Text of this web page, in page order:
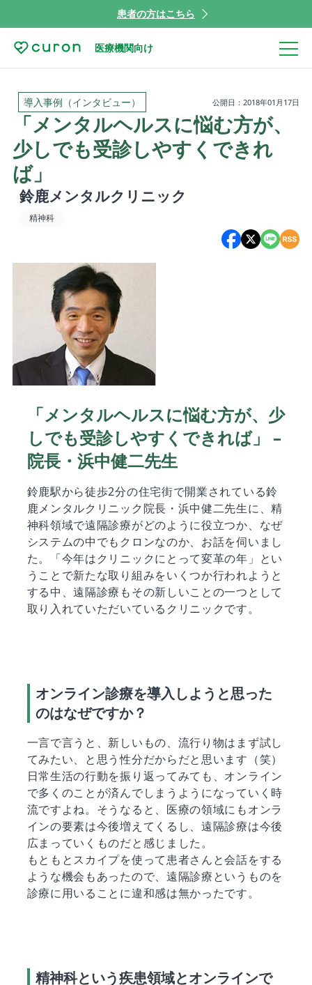
患者の方はこちら
医療機関向け
導入事例（インタビュー） 公開日：2018年01月17日
「メンタルヘルスに悩む方が、
少しでも受診しやすくできれ
ば」
鈴鹿メンタルクリニック
精神科
「メンタルヘルスに悩む方が、少
しでも受診しやすくできれば」 –
院長・浜中健二先生
鈴鹿駅から徒歩2分の住宅街で開業されている鈴
鹿メンタルクリニック院長・浜中健二先生に、精
神科領域で遠隔診療がどのように役立つか、なぜ
システムの中でもクロンなのか、お話を伺いまし
た。「今年はクリニックにとって変革の年」とい
うことで新たな取り組みをいくつか行われようと
する中、遠隔診療もその新しいことの一つとして
取り入れていただいているクリニックです。
オンライン診療を導入しようと思った
のはなぜですか？
一言で言うと、新しいもの、流行り物はまず試し
てみたい、と思う性分だからだと思います（笑）
日常生活の行動を振り返ってみても、オンライン
で多くのことが済んでしまうようになっていく時
流ですよね。そうなると、医療の領域にもオンラ
インの要素は今後増えてくるし、遠隔診療は今後
広まっていくものだと感じました。
もともとスカイプを使って患者さんと会話をする
ような機会もあったので、遠隔診療というものを
診療に用いることに違和感は無かったです。
精神科という疾患領域とオンラインで